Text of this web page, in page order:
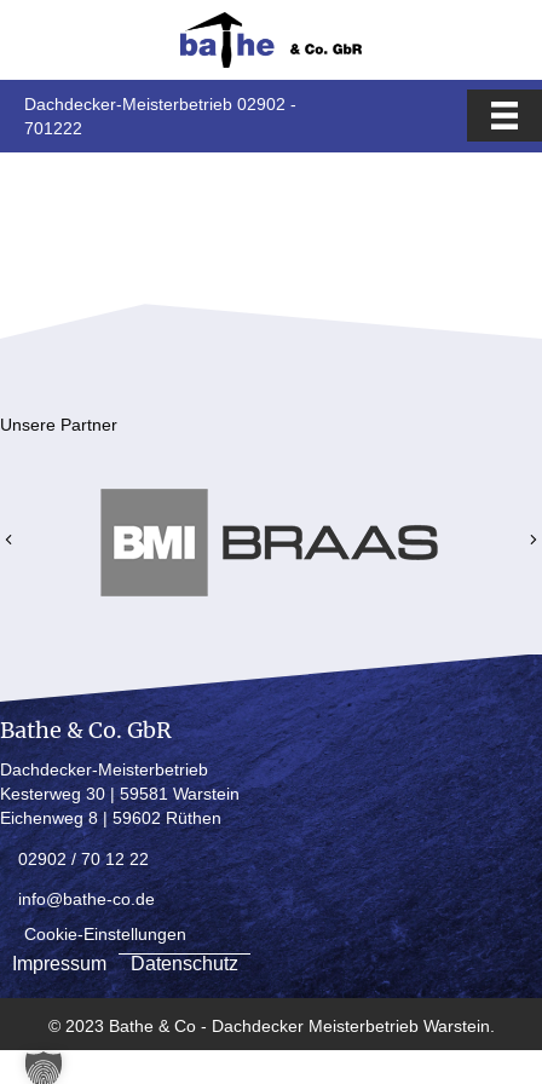
Dachdecker-Meisterbetrieb 02902 -
701222
Unsere Partner
Previous
Bathe & Co. GbR
Dachdecker-Meisterbetrieb
Kesterweg 30 | 59581 Warstein
Eichenweg 8 | 59602 Rüthen
02902 / 70 12 22
info@bathe-co.de
Cookie-Einstellungen
Impressum Datenschutz
© 2023 Bathe & Co - Dachdecker Meisterbetrieb Warstein.